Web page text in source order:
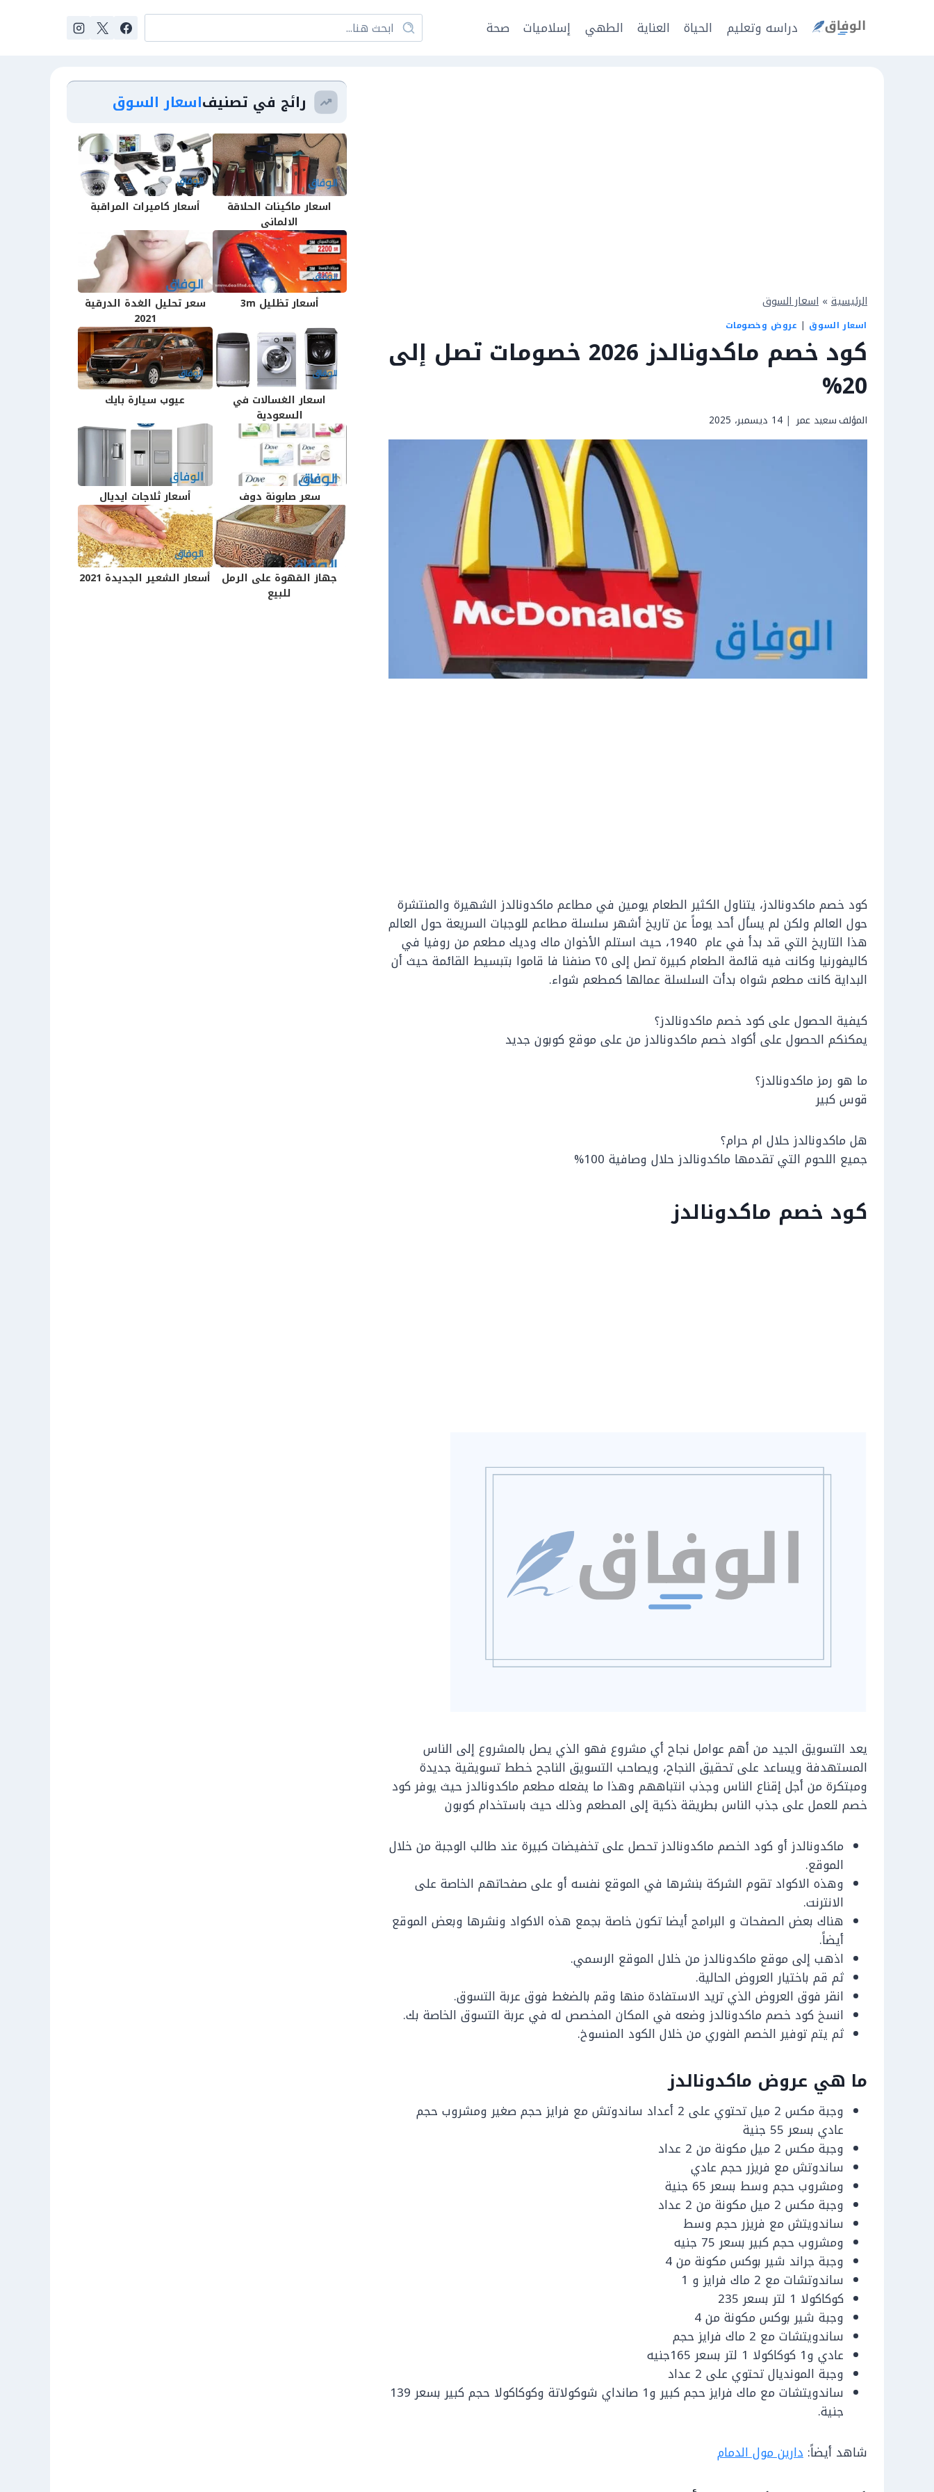
دراسه وتعليم الحياة العناية الطهي إسلاميات صحة
الرئيسية » اسعار السوق
اسعار السوق | عروض وخصومات
كود خصم ماكدونالدز 2026 خصومات تصل إلى
20%
المؤلفسعيد عمر 14 ديسمبر، 2025
كود خصم ماكدونالدز، يتناول الكثير الطعام يومين في مطاعم ماكدونالدز الشهيرة والمنتشرة
حول العالم ولكن لم يسأل أحد يوماً عن تاريخ أشهر سلسلة مطاعم للوجبات السريعة حول العالم
هذا التاريخ التي قد بدأ في عام 1940، حيث استلم الأخوان ماك وديك مطعم من روفيا في
كاليفورنيا وكانت فيه قائمة الطعام كبيرة تصل إلى ٢٥ صنفنا فا قاموا بتبسيط القائمة حيث أن
البداية كانت مطعم شواه بدأت السلسلة عمالها كمطعم شواء.
كيفية الحصول على كود خصم ماكدونالدز؟
يمكنكم الحصول على أكواد خصم ماكدونالدز من على موقع كوبون جديد
ما هو رمز ماكدونالدز؟
قوس كبير
هل ماكدونالدز حلال ام حرام؟
جميع اللحوم التي تقدمها ماكدونالدز حلال وصافية 100%
كود خصم ماكدونالدز
يعد التسويق الجيد من أهم عوامل نجاح أي مشروع فهو الذي يصل بالمشروع إلى الناس
المستهدفة ويساعد على تحقيق النجاح، ويصاحب التسويق الناجح خطط تسويقية جديدة
ومبتكرة من أجل إقناع الناس وجذب انتباههم وهذا ما يفعله مطعم ماكدونالدز حيث يوفر كود
خصم للعمل على جذب الناس بطريقة ذكية إلى المطعم وذلك حيث باستخدام كوبون
ماكدونالدز أو كود الخصم ماكدونالدز تحصل على تخفيضات كبيرة عند طالب الوجبة من خلال
الموقع.
وهذه الاكواد تقوم الشركة بنشرها في الموقع نفسه أو على صفحاتهم الخاصة على
الانترنت.
هناك بعض الصفحات و البرامج أيضا تكون خاصة بجمع هذه الاكواد ونشرها وبعض الموقع
أيضاً.
اذهب إلى موقع ماكدونالدز من خلال الموقع الرسمي.
ثم قم باختيار العروض الحالية.
انقر فوق العروض الذي تريد الاستفادة منها وقم بالضغط فوق عربة التسوق.
انسخ كود خصم ماكدونالدز وضعه في المكان المخصص له في عربة التسوق الخاصة بك.
ثم يتم توفير الخصم الفوري من خلال الكود المنسوخ.
ما هي عروض ماكدونالدز
وجبة مكس 2 ميل تحتوي على 2 أعداد ساندوتش مع فرايز حجم صغير ومشروب حجم
عادي بسعر 55 جنية
وجبة مكس 2 ميل مكونة من 2 عداد
ساندوتش مع فريزر حجم عادي
ومشروب حجم وسط بسعر 65 جنية
وجبة مكس 2 ميل مكونة من 2 عداد
ساندويتش مع فريزر حجم وسط
ومشروب حجم كبير بسعر 75 جنيه
وجبة جراند شير بوكس مكونة من 4
ساندوتشات مع 2 ماك فرايز و 1
كوكاكولا 1 لتر بسعر 235
وجبة شير بوكس مكونة من 4
ساندويتشات مع 2 ماك فرايز حجم
عادي و1 كوكاكولا 1 لتر بسعر 165جنيه
وجبة المونديال تحتوي على 2 عداد
ساندويتشات مع ماك فرايز حجم كبير و1 صانداي شوكولاتة وكوكاكولا حجم كبير بسعر 139
جنية.
شاهد أيضاً: دارين مول الدمام
رائج في تصنيفاسعار السوق
اسعار ماكينات الحلاقة
الالمانى
أسعار كاميرات المراقبة
أسعار تظليل 3m
سعر تحليل الغدة الدرقية
2021
اسعار الغسالات في
السعودية
عيوب سيارة بايك
سعر صابونة دوف أسعار ثلاجات ايديال
جهاز القهوة على الرمل
للبيع
أسعار الشعير الجديدة 2021